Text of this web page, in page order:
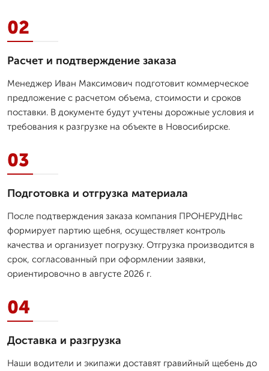
02
Расчет и подтверждение заказа
Менеджер Иван Максимович подготовит коммерческое
предложение с расчетом объема, стоимости и сроков
поставки. В документе будут учтены дорожные условия и
требования к разгрузке на объекте в Новосибирске.
03
Подготовка и отгрузка материала
После подтверждения заказа компания ПРОНЕРУДНвс
формирует партию щебня, осуществляет контроль
качества и организует погрузку. Отгрузка производится в
срок, согласованный при оформлении заявки,
ориентировочно в августе 2026 г.
04
Доставка и разгрузка
Наши водители и экипажи доставят гравийный щебень до